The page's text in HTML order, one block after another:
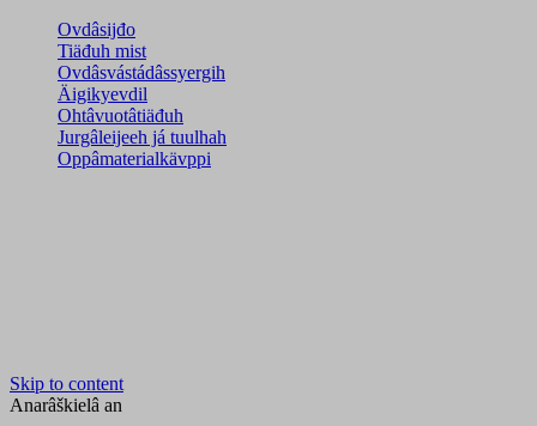
Ovdâsijđo
Tiäđuh mist
Ovdâsvástádâssyergih
Äigikyevdil
Ohtâvuotâtiäđuh
Jurgâleijeeh já tuulhah
Oppâmaterialkävppi
Skip to content
Anarâškielâ an